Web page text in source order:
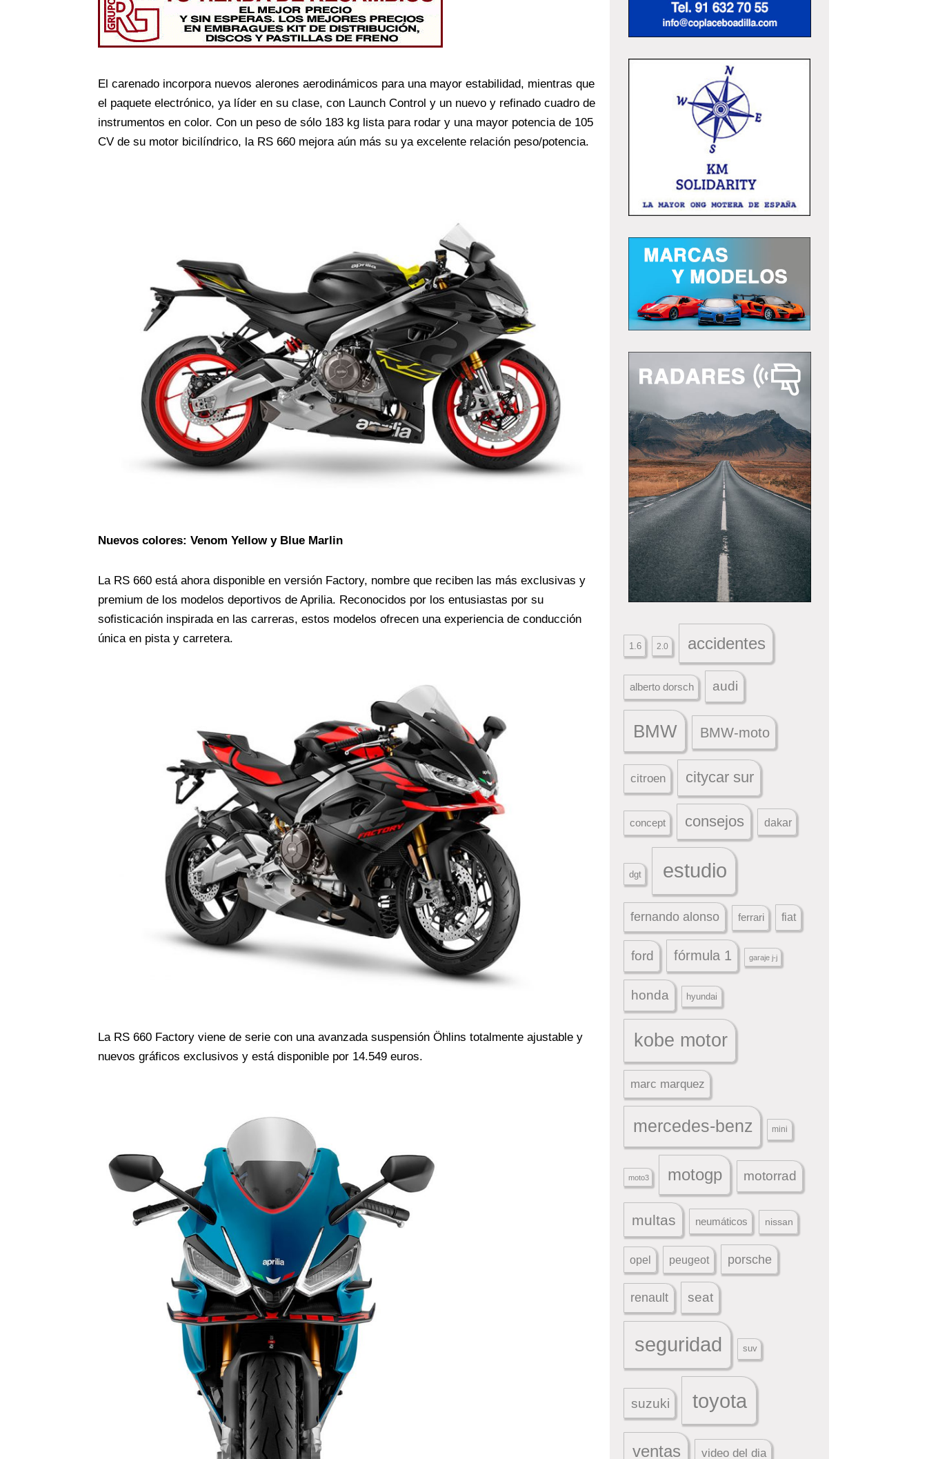
El carenado incorpora nuevos alerones aerodinámicos para una mayor estabilidad, mientras que
el paquete electrónico, ya líder en su clase, con Launch Control y un nuevo y refinado cuadro de
instrumentos en color. Con un peso de sólo 183 kg lista para rodar y una mayor potencia de 105
CV de su motor bicilíndrico, la RS 660 mejora aún más su ya excelente relación peso/potencia.
Nuevos colores: Venom Yellow y Blue Marlin
La RS 660 está ahora disponible en versión Factory, nombre que reciben las más exclusivas y
premium de los modelos deportivos de Aprilia. Reconocidos por los entusiastas por su
sofisticación inspirada en las carreras, estos modelos ofrecen una experiencia de conducción
única en pista y carretera.
La RS 660 Factory viene de serie con una avanzada suspensión Öhlins totalmente ajustable y
nuevos gráficos exclusivos y está disponible por 14.549 euros.
1.6 2.0 accidentes
alberto dorsch audi
BMW BMW-moto
citroen citycar sur
concept consejos dakar
dgt estudio
fernando alonso ferrari fiat
ford fórmula 1 garaje j-j
honda hyundai
kobe motor
marc marquez
mercedes-benz mini
moto3 motogp motorrad
multas neumáticos nissan
opel peugeot porsche
renault seat
seguridad suv
suzuki toyota
ventas video del dia